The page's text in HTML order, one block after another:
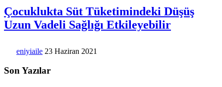
Çocuklukta Süt Tüketimindeki Düşüş
Uzun Vadeli Sağlığı Etkileyebilir
eniyiaile 23 Haziran 2021
Son Yazılar